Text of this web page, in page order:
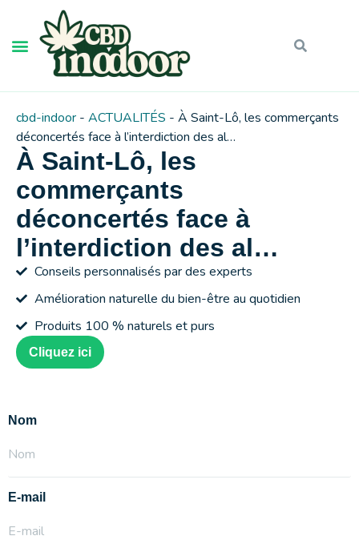
cbd-indoor - ACTUALITÉS - À Saint-Lô, les commerçants
déconcertés face à l’interdiction des al…
À Saint-Lô, les
commerçants
déconcertés face à
l’interdiction des al…
Conseils personnalisés par des experts
Amélioration naturelle du bien-être au quotidien
Produits 100 % naturels et purs
Cliquez ici
Nom
E-mail